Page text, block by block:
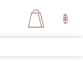
COŞ